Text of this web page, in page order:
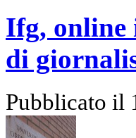
Ifg, online
di
Pubblicato il